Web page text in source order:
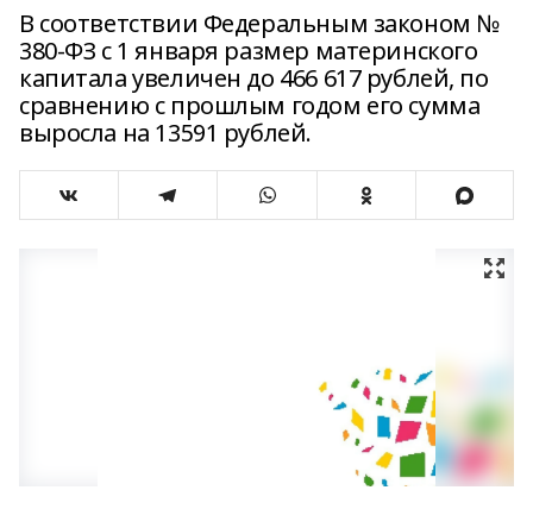
В соответствии Федеральным законом №
380-ФЗ с 1 января размер материнского
капитала увеличен до 466 617 рублей, по
сравнению с прошлым годом его сумма
выросла на 13591 рублей.